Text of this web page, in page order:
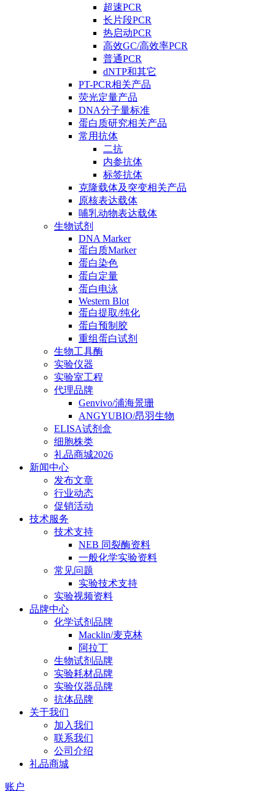
超速PCR
长片段PCR
热启动PCR
高效GC/高效率PCR
普通PCR
dNTP和其它
PT-PCR相关产品
荧光定量产品
DNA分子量标准
蛋白质研究相关产品
常用抗体
二抗
内参抗体
标签抗体
克隆载体及突变相关产品
原核表达载体
哺乳动物表达载体
生物试剂
DNA Marker
蛋白质Marker
蛋白染色
蛋白定量
蛋白电泳
Western Blot
蛋白提取/纯化
蛋白预制胶
重组蛋白试剂
生物工具酶
实验仪器
实验室工程
代理品牌
Genvivo/浦海景珊
ANGYUBIO/昂羽生物
ELISA试剂盒
细胞株类
礼品商城2026
新闻中心
发布文章
行业动态
促销活动
技术服务
技术支持
NEB 同裂酶资料
一般化学实验资料
常见问题
实验技术支持
实验视频资料
品牌中心
化学试剂品牌
Macklin/麦克林
阿拉丁
生物试剂品牌
实验耗材品牌
实验仪器品牌
抗体品牌
关于我们
加入我们
联系我们
公司介绍
礼品商城
账户